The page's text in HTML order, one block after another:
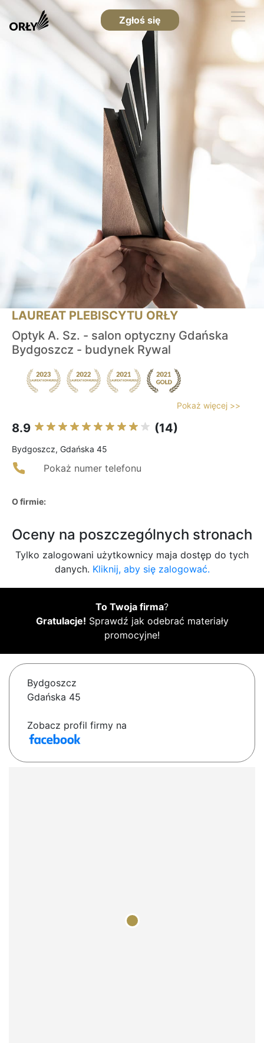
Zgłoś się
LAUREAT PLEBISCYTU ORŁY
Optyk A. Sz. - salon optyczny Gdańska
Bydgoszcz - budynek Rywal
Pokaż więcej >>
8.9 (14)
Bydgoszcz, Gdańska 45
Pokaż numer telefonu
O firmie:
Oceny na poszczególnych stronach
Tylko zalogowani użytkownicy maja dostęp do tych
danych. Kliknij, aby się zalogować.
To Twoja firma?
Gratulacje! Sprawdź jak odebrać materiały
promocyjne!
Bydgoszcz
Gdańska 45
Zobacz profil firmy na